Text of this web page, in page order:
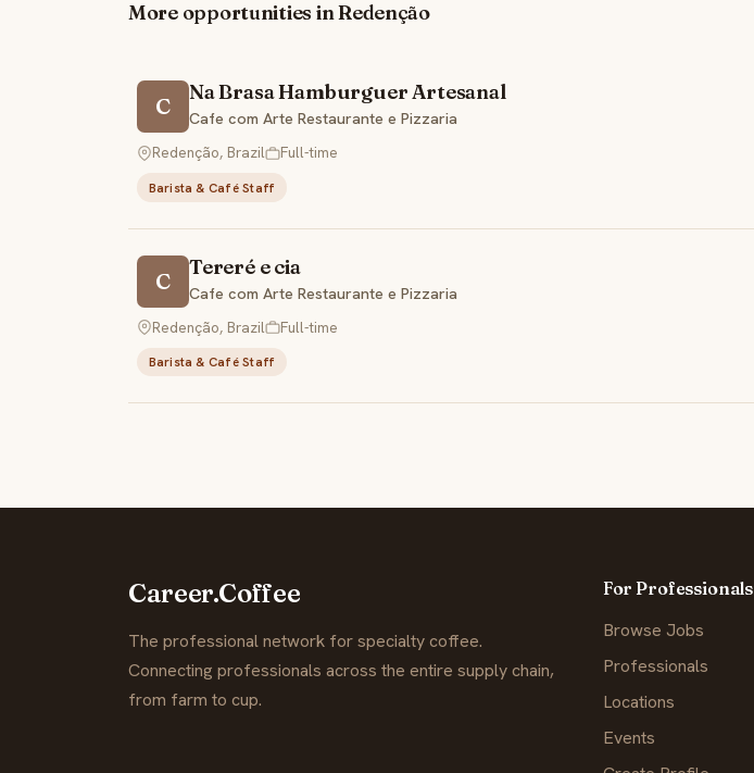
More opportunities in Redenção
C
Na Brasa Hamburguer Artesanal
Cafe com Arte Restaurante e Pizzaria
Redenção, Brazil
Full-time
Barista & Café Staff
C
Tereré e cia
Cafe com Arte Restaurante e Pizzaria
Redenção, Brazil
Full-time
Barista & Café Staff
Career.Coffee
The professional network for specialty coffee.
Connecting professionals across the entire supply chain,
from farm to cup.
For Professionals
Browse Jobs
Professionals
Locations
Events